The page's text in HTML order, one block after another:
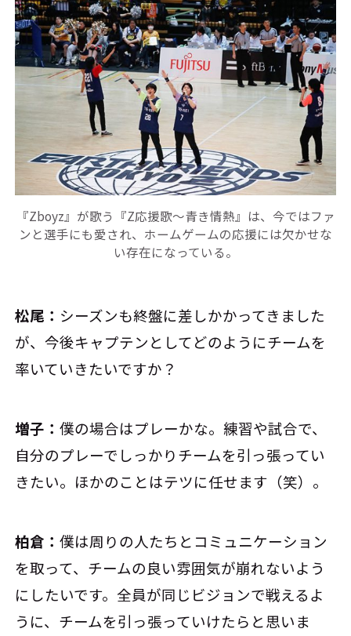
『Zboyz』が歌う『Z応援歌～青き情熱』は、今ではファ
ンと選手にも愛され、ホームゲームの応援には欠かせな
い存在になっている。
松尾： シーズンも終盤に差しかかってきました
が、今後キャプテンとしてどのようにチームを
率いていきたいですか？
増子：僕の場合はプレーかな。練習や試合で、
自分のプレーでしっかりチームを引っ張ってい
きたい。ほかのことはテツに任せます（笑）。
柏倉：僕は周りの人たちとコミュニケーション
を取って、チームの良い雰囲気が崩れないよう
にしたいです。全員が同じビジョンで戦えるよ
うに、チームを引っ張っていけたらと思いま